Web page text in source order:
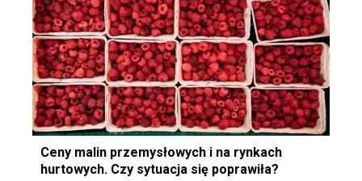
Ceny malin przemysłowych i na rynkach
hurtowych. Czy sytuacja się poprawiła?